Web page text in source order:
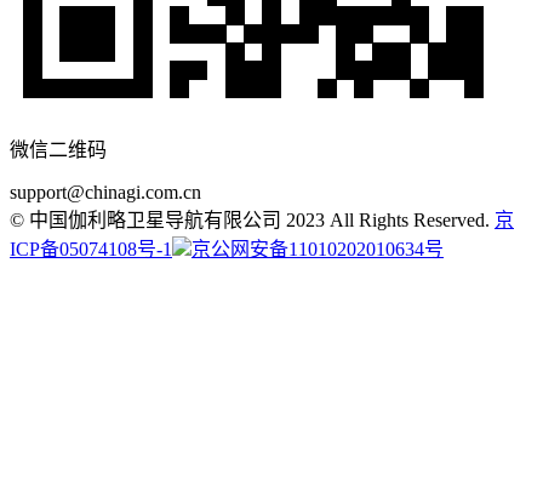
微信二维码
support@chinagi.com.cn
© 中国伽利略卫星导航有限公司 2023 All Rights Reserved. 京
ICP备05074108号-1
京公网安备11010202010634号